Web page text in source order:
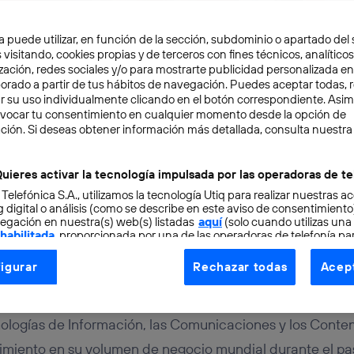
3 min
para el
de Información, las Comunicaciones y los
en su volumen de negocio mundial durante el
puede utilizar, en función de la sección, subdominio o apartado del
visitando, cookies propias y de terceros con fines técnicos,
redes sociales y/o para mostrarte publicidad personalizada
a partir de tus hábitos de navegación. Puedes aceptar todas,
su uso individualmente clicando en el botón correspondiente.
tu consentimiento en cualquier momento desde la opción de
Si deseas obtener información más detallada, consulta nuestra
activar la tecnología impulsada por las operadoras de
S.A., utilizamos la tecnología Utiq para realizar nuestras
digital o análisis (como se describe en este aviso de
en nuestra(s) web(s) listadas aquí(solo cuando utilizas una
, proporcionada por una de las operadoras de telefonía
consentimiento en cada página web).
Utiq está diseñada con la privacidad como prioridad
tu dirección IP y otra información de la cuenta de cliente de
a la conexión que utilizas (p. ej., número de teléfono móvil).
Rechazar todas